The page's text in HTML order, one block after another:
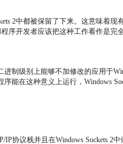
2中都被保留了下来。这意味着
开发者应该把这种工作看作是
制级别上能够不加修改的应用于
能在这种意义上运行，Windows
协议栈并且在Windows Sockets